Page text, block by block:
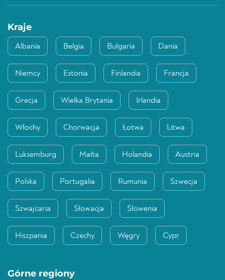
Kraje
Albania Belgia Bułgaria Dania
Niemcy Estonia Finlandia Francja
Grecja Wielka Brytania Irlandia
Włochy Chorwacja Łotwa Litwa
Luksemburg Malta Holandia Austria
Polska Portugalia Rumunia Szwecja
Szwajcaria Słowacja Słowenia
Hiszpania Czechy Węgry Cypr
Górne regiony